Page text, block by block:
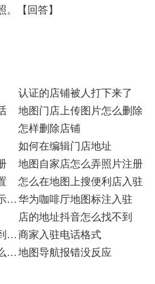
【回答】
认证的店铺被人打下来了
地图门店上传图片怎么删除
怎样删除店铺
如何在编辑门店地址
地图自家店怎么弄照片注册
怎么在地图上搜便利店入驻
注华为咖啡厅地图标注入驻
店的地址抖音怎么找不到
抖商家入驻电话格式
改地图导航报错没反应